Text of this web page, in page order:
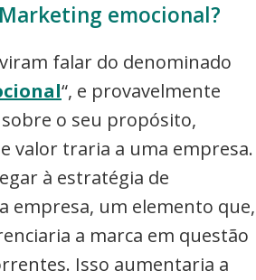
emocional?
falar do denominado
“, e provavelmente
o seu propósito,
valor traria a uma empresa.
à estratégia de
empresa, um elemento que,
a marca em questão
Isso aumentaria a